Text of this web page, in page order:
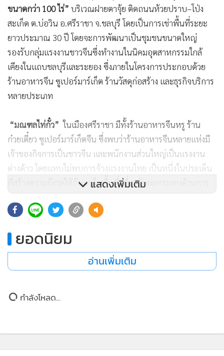
ขนาดกว่า 100 ไร่” บริเวณฝายตาจุ้ย ติดถนนห้วยปราบ–โป่ง
สะเก็ด ต.บ่อวิน อ.ศรีราชา จ.ชลบุรี โดยเป็นการเช่าพื้นที่ระยะ
ยาวประมาณ 30 ปี โดยจะการพัฒนาเป็นชุมชนขนาดใหญ่
รองรับกลุ่มแรงงานชาวจีนซึ่งทำงานในนิคมอุตสาหกรรมใกล้
เคียงในแถบชลบุรีและระยอง ซึ่งภายในโครงการประกอบด้วย
ร้านอาหารจีน ซูเปอร์มาร์เก็ต ร้านวัสดุก่อสร้าง และธุรกิจบริการ
หลายประเภท
“มณฑลไท่กั๋ว”ในเมืองศรีราชา มีทั้งร้านอาหารจีนหรู ร้าน
ก๋วยเตี๋ยว ซูเปอร์มาร์เก็ตจีน ซึ่งพบว่าร้านอาหารจีนหลายแห่งมี
เจ้าของกิจการเป็นชาวจีน และพนักงานส่วนใหญ่เป็นแรงงาน
ต่างด้าว โดยแทบไม่พบการจ้างแรงงานไทย เป็นหนึ่งในประเด็น
ที่สร้างความกังวลให้กับคนในพื้นที่ เกี่ยวกับผลกระทบด้านการ
จ้างงานในอนาคต
สินค้านำเข้าจากประเทศจีนเป็นหลัก ซึ่งเกิดคำถามในประเด็น
การนำเข้าสินค้า การเสียภาษี และการดำเนินธุรกิจว่าถูกต้องตาม
กฎหมายหรือไม่
อย่างไรก็ตาม การเข้ามาประกอบธุรกิจหลากหลายประเภทของ
แสดงเพิ่มเติม
ยอดนิยม
อ่านเพิ่มเติม
กำลังโหลด...